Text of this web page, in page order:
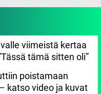
viimeistä kertaa
tämä sitten oli”
poistamaan
katso video ja kuvat